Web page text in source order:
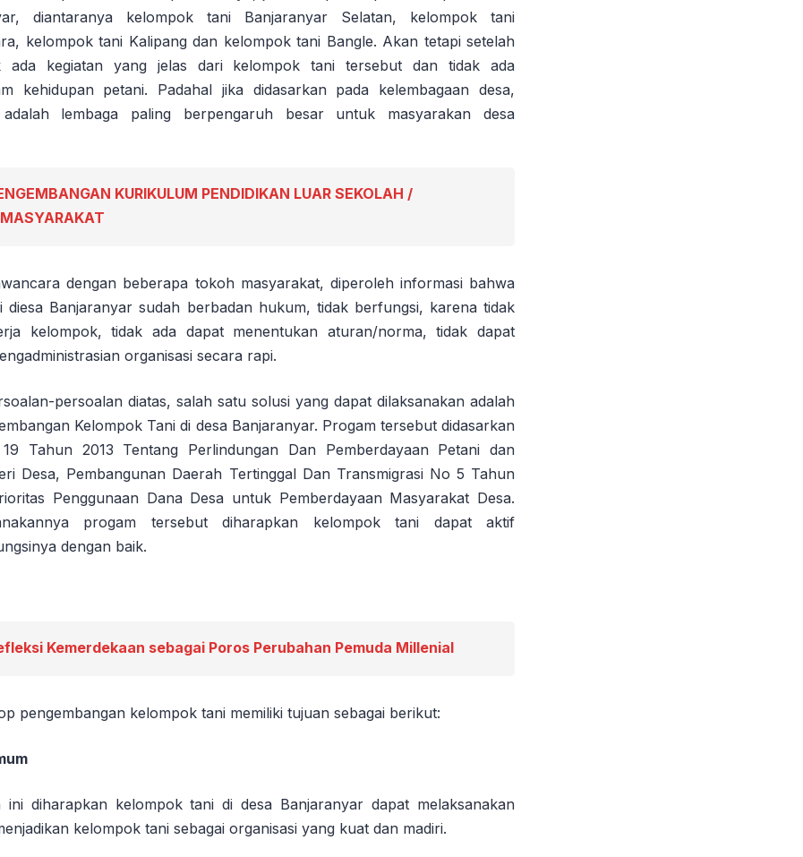
diantaranya kelompok tani Banjaranyar Selatan, kelompok tani
kelompok tani Kalipang dan kelompok tani Bangle. Akan tetapi setelah
ada kegiatan yang jelas dari kelompok tani tersebut dan tidak ada
kehidupan petani. Padahal jika didasarkan pada kelembagaan desa,
lembaga paling berpengaruh besar untuk masyarakan desa
KURIKULUM PENDIDIKAN LUAR SEKOLAH /
dengan beberapa tokoh masyarakat, diperoleh informasi bahwa
diesa Banjaranyar sudah berbadan hukum, tidak berfungsi, karena tidak
kelompok, tidak ada dapat menentukan aturan/norma, tidak dapat
organisasi secara rapi.
persoalan diatas, salah satu solusi yang dapat dilaksanakan adalah
Kelompok Tani di desa Banjaranyar. Progam tersebut didasarkan
Tahun 2013 Tentang Perlindungan Dan Pemberdayaan Petani dan
Desa, Pembangunan Daerah Tertinggal Dan Transmigrasi No 5 Tahun
Penggunaan Dana Desa untuk Pemberdayaan Masyarakat Desa.
progam tersebut diharapkan kelompok tani dapat aktif
dengan baik.
Kemerdekaan sebagai Poros Perubahan Pemuda Millenial
pengembangan kelompok tani memiliki tujuan sebagai berikut:
ini diharapkan kelompok tani di desa Banjaranyar dapat melaksanakan
kelompok tani sebagai organisasi yang kuat dan madiri.